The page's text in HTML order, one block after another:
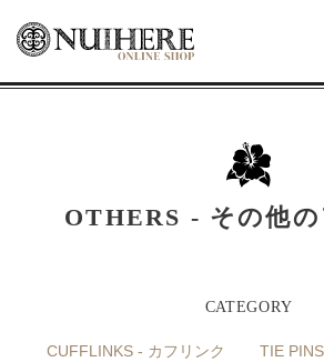
OTHERS - その他の
CUFFLINKS - カフリンク
TIE